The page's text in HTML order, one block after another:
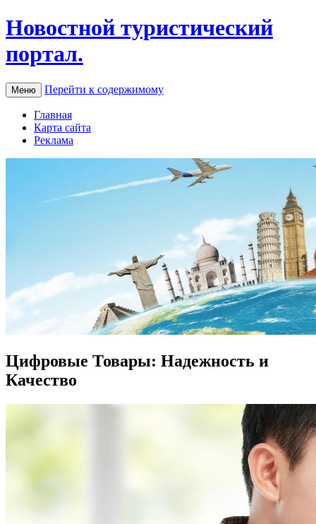
Новостной туристический
портал.
Меню Перейти к содержимому
Главная
Карта сайта
Реклама
Цифровые Товары: Надежность и
Качество